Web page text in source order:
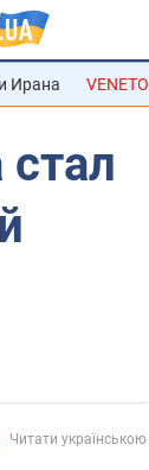
Ирана VENETO
Читати українською